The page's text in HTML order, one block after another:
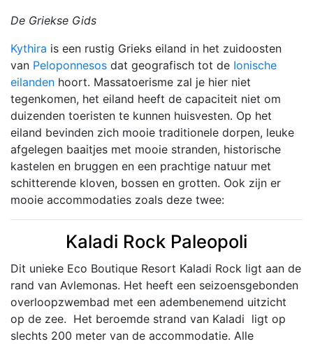
De Griekse Gids
Kythira is een rustig Grieks eiland in het zuidoosten
van Peloponnesos dat geografisch tot de Ionische
eilanden hoort. Massatoerisme zal je hier niet
tegenkomen, het eiland heeft de capaciteit niet om
duizenden toeristen te kunnen huisvesten. Op het
eiland bevinden zich mooie traditionele dorpen, leuke
afgelegen baaitjes met mooie stranden, historische
kastelen en bruggen en een prachtige natuur met
schitterende kloven, bossen en grotten. Ook zijn er
mooie accommodaties zoals deze twee:
Kaladi Rock Paleopoli
Dit unieke Eco Boutique Resort Kaladi Rock ligt aan de
rand van Avlemonas. Het heeft een seizoensgebonden
overloopzwembad met een adembenemend uitzicht
op de zee. Het beroemde strand van Kaladi ligt op
slechts 200 meter van de accommodatie. Alle